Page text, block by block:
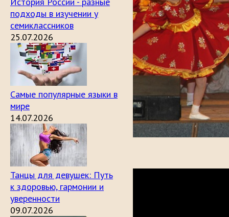
подходы в изучении у
семиклассников
25.07.2026
Самые популярные языки в
мире
14.07.2026
Танцы для девушек: Путь
к здоровью, гармонии и
уверенности
09.07.2026